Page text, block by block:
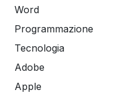
Word
Programmazione
Tecnologia
Adobe
Apple